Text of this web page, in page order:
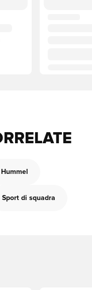
Hummel
Sport di squadra